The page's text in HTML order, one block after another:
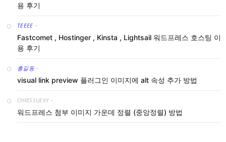
용 후기
TEEEE -
Fastcomet , Hostinger , Kinsta , Lightsail 워드프레스 호스팅 이
용 후기
홍길동 -
visual link preview 플러그인 이미지에 alt 속성 추가 방법
CHRISSUEXY -
워드프레스 첨부 이미지 가운데 정렬 (중앙정렬) 방법